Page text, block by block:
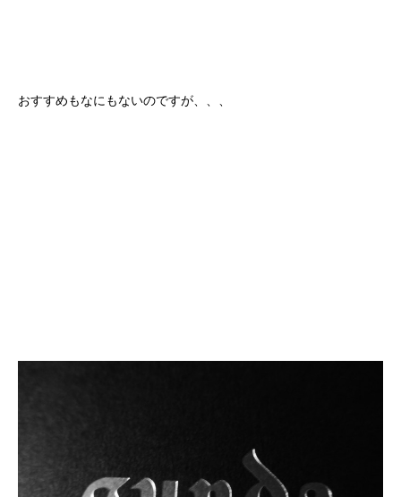
おすすめもなにもないのですが、、、